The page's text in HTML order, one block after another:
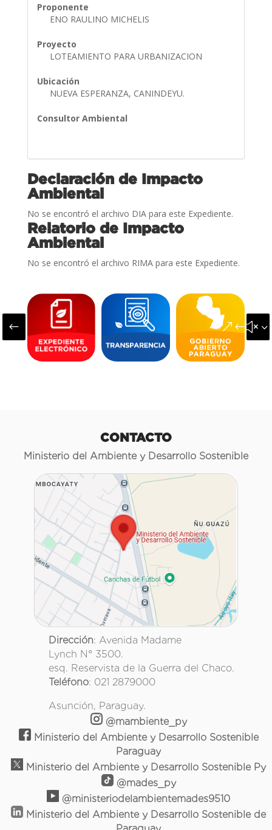
Proponente
ENO RAULINO MICHELIS
Proyecto
LOTEAMIENTO PARA URBANIZACION
Ubicación
NUEVA ESPERANZA, CANINDEYU.
Consultor Ambiental
Declaración de Impacto
Ambiental
No se encontró el archivo DIA para este Expediente.
Relatorio de Impacto
Ambiental
No se encontró el archivo RIMA para este Expediente.
#
CONTACTO
Ministerio del Ambiente y Desarrollo Sostenible
Dirección: Avenida Madame
Lynch N° 3500.
esq. Reservista de la Guerra del Chaco.
Teléfono: 021 2879000
Asunción, Paraguay.
@mambiente_py
Ministerio del Ambiente y Desarrollo Sostenible
Paraguay
Ministerio del Ambiente y Desarrollo Sostenible Py
@mades_py
@ministeriodelambientemades9510
Ministerio del Ambiente y Desarrollo Sostenible de